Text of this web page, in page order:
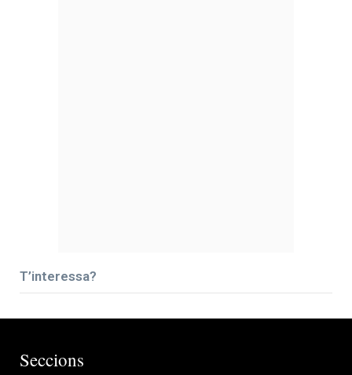
T’interessa?
Seccions